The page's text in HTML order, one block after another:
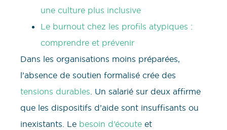
une culture plus inclusive
Le burnout chez les profils atypiques :
comprendre et prévenir
Dans les organisations moins préparées,
l’absence de soutien formalisé crée des
tensions durables. Un salarié sur deux affirme
que les dispositifs d’aide sont insuffisants ou
inexistants. Le besoin d’écoute et